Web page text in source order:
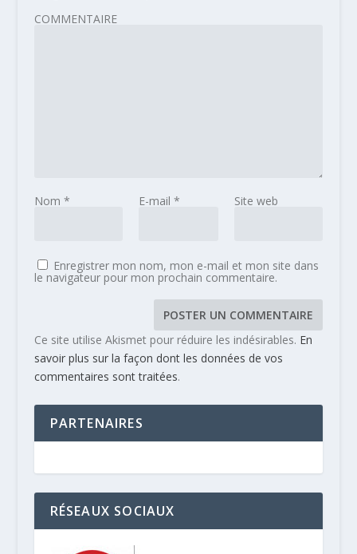
COMMENTAIRE
Nom * E-mail * Site web
Enregistrer mon nom, mon e-mail et mon site dans
le navigateur pour mon prochain commentaire.
Ce site utilise Akismet pour réduire les indésirables. En
savoir plus sur la façon dont les données de vos
commentaires sont traitées.
PARTENAIRES
RÉSEAUX SOCIAUX